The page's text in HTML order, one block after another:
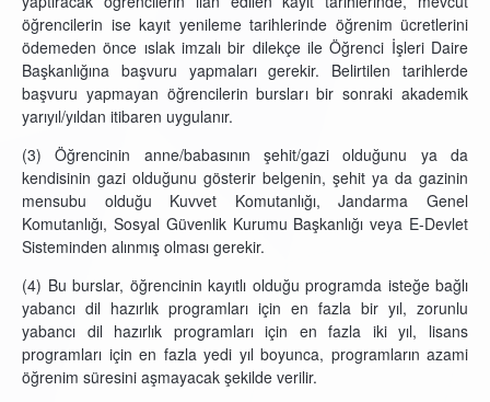
öğrencilerin ise kayıt yenileme tarihlerinde öğrenim ücretlerini
ödemeden önce ıslak imzalı bir dilekçe ile Öğrenci İşleri Daire
Başkanlığına başvuru yapmaları gerekir. Belirtilen tarihlerde
başvuru yapmayan öğrencilerin bursları bir sonraki akademik
yarıyıl/yıldan itibaren uygulanır.
(3) Öğrencinin anne/babasının şehit/gazi olduğunu ya da
kendisinin gazi olduğunu gösterir belgenin, şehit ya da gazinin
mensubu olduğu Kuvvet Komutanlığı, Jandarma Genel
Komutanlığı, Sosyal Güvenlik Kurumu Başkanlığı veya E-Devlet
Sisteminden alınmış olması gerekir.
(4) Bu burslar, öğrencinin kayıtlı olduğu programda isteğe bağlı
yabancı dil hazırlık programları için en fazla bir yıl, zorunlu
yabancı dil hazırlık programları için en fazla iki yıl, lisans
programları için en fazla yedi yıl boyunca, programların azami
öğrenim süresini aşmayacak şekilde verilir.